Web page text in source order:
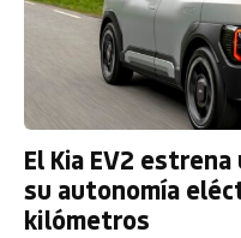
El Kia EV2
su autonomía
kilómetros